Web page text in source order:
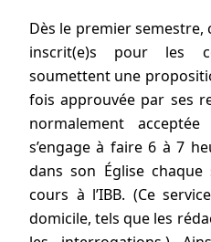
Dès le premier semestre,
inscrit(e)s pour les
soumettent une
fois approuvée par ses
normalement acceptée
s’engage à faire 6 à 7
dans son Église
cours à l’IBB. (Ce
domicile, tels que les